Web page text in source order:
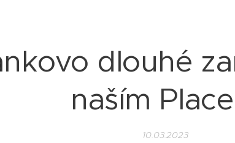
dlouhé
naším
10.03.2023